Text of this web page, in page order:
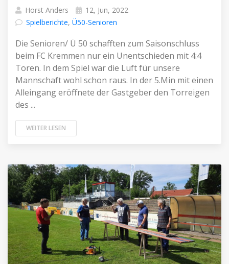
Horst Anders
12, Jun, 2022
Spielberichte, Ü50-Senioren
Die Senioren/ Ü 50 schafften zum Saisonschluss
beim FC Kremmen nur ein Unentschieden mit 4:4
Toren. In dem Spiel war die Luft für unsere
Mannschaft wohl schon raus. In der 5.Min mit einen
Alleingang eröffnete der Gastgeber den Torreigen
des ...
WEITER LESEN